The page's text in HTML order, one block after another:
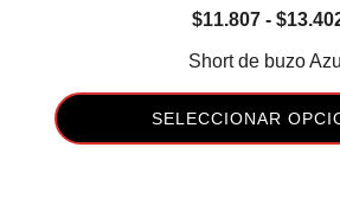
producto
Las
se
pueden
$11.807 - $
Short de buzo Azul
SELECCIONAR